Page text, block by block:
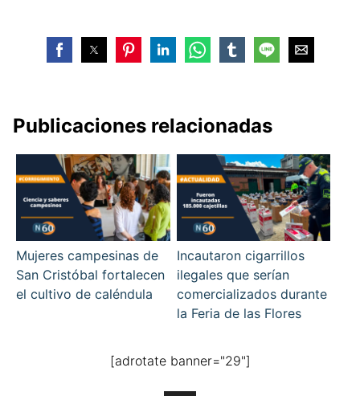
Publicaciones relacionadas
Mujeres campesinas de
San Cristóbal fortalecen
el cultivo de caléndula
Incautaron cigarrillos
ilegales que serían
comercializados durante
la Feria de las Flores
[adrotate banner="29"]